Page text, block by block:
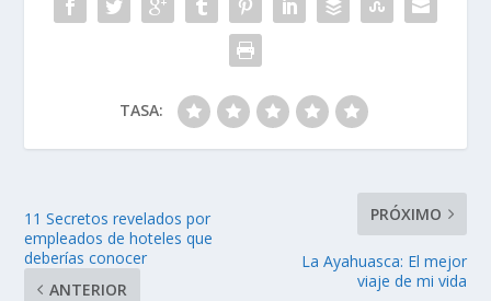
TASA:
11 Secretos revelados por
empleados de hoteles que
deberías conocer
ANTERIOR
PRÓXIMO
La Ayahuasca: El mejor
viaje de mi vida